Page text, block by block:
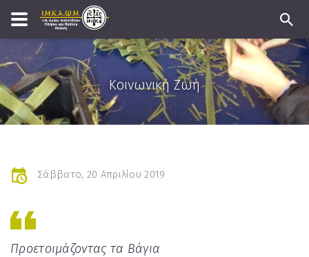
Κοινωνική Ζωή
Σάββατο, 20 Απριλίου 2019
Προετοιμάζοντας τα Βάγια